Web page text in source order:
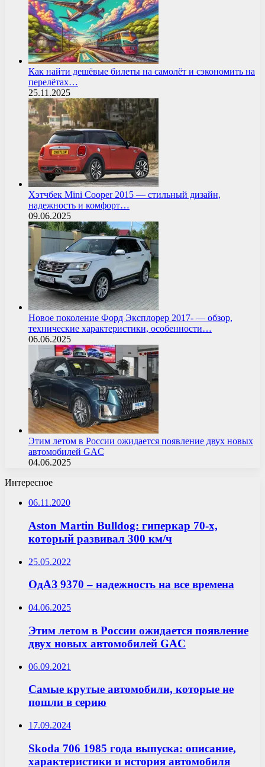
Как найти дешёвые билеты на самолёт и сэкономить на
перелётах…
25.11.2025
Хэтчбек Mini Cooper 2015 — стильный дизайн,
надежность и комфорт…
09.06.2025
Новое поколение Форд Эксплорер 2017- — обзор,
технические характеристики, особенности…
06.06.2025
Этим летом в России ожидается появление двух новых
автомобилей GAC
04.06.2025
Интересное
06.11.2020
Aston Martin Bulldog: гиперкар 70-х,
который развивал 300 км/ч
25.05.2022
ОдАЗ 9370 – надежность на все времена
04.06.2025
Этим летом в России ожидается появление
двух новых автомобилей GAC
06.09.2021
Самые крутые автомобили, которые не
пошли в серию
17.09.2024
Skoda 706 1985 года выпуска: описание,
характеристики и история автомобиля